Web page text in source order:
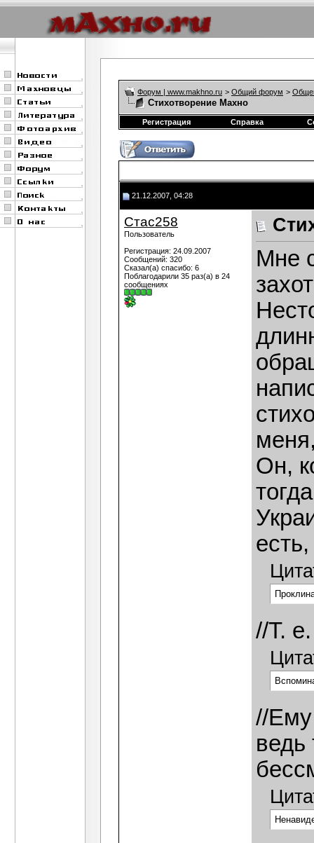
Форум | www.makhno.ru > Общий форум >
Стихотворение Махно
Регистрация Справка
21.12.2007, 04:28
Стас258
Пользователь
Регистрация: 24.09.2007
Сообщений: 320
Сказал(а) спасибо: 6
Поблагодарили 35 раз(а) в 24
сообщениях
Мне
Он,
//Т.
//Ему
ведь